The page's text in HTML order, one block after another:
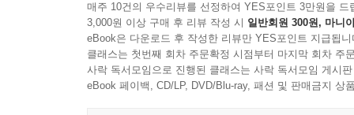
매주 10건의 우수리뷰를 선정하여 YES포인트 3만원을 드
3,000원 이상 구매 후 리뷰 작성 시 일반회원 300원, 마니
eBook은 다운로드 후 작성한 리뷰만 YES포인트 지급됩니
클래스는 첫번째 회차 주문확정 시점부터 마지막 회차 주
사락 독서모임으로 진행된 클래스는 사락 독서모임 게시
eBook 페이백, CD/LP, DVD/Blu-ray, 패션 및 판매금지 상